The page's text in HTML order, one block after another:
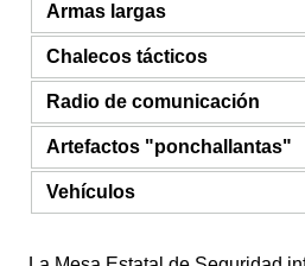
Armas largas
Chalecos tácticos
Radio de comunicación
Artefactos "ponchallantas"
Vehículos